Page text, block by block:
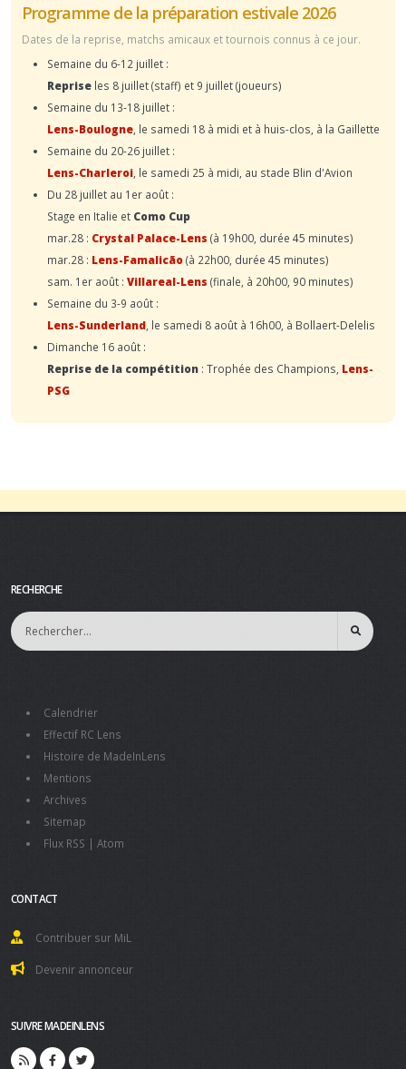
Programme de la préparation estivale 2026
Dates de la reprise, matchs amicaux et tournois connus à ce jour.
Semaine du 6-12 juillet :
Reprise les 8 juillet (staff) et 9 juillet (joueurs)
Semaine du 13-18 juillet :
Lens-Boulogne , le samedi 18 à midi et à huis-clos, à la Gaillette
Semaine du 20-26 juillet :
Lens-Charleroi , le samedi 25 à midi, au stade Blin d'Avion
Du 28 juillet au 1er août :
Stage en Italie et Como Cup
mar.28 : Crystal Palace-Lens (à 19h00, durée 45 minutes)
mar.28 : Lens-Famalicão(à 22h00, durée 45 minutes)
sam. 1er août : Villareal-Lens (finale, à 20h00, 90 minutes)
Semaine du 3-9 août :
Lens-Sunderland , le samedi 8 août à 16h00, à Bollaert-Delelis
Dimanche 16 août :
Reprise de la compétition : Trophée des Champions, Lens-
PSG
RECHERCHE
Calendrier
Effectif RC Lens
Histoire de MadeInLens
Mentions
Archives
Sitemap
Flux RSS | Atom
CONTACT
Contribuer sur MiL
Devenir annonceur
SUIVRE MADEINLENS